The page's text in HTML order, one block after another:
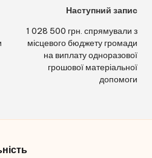
Наступний запис
1 028 500 грн. спрямували з
місцевого бюджету громади
на виплату одноразової
грошової матеріальної
допомоги